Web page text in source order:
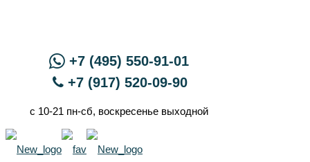
+7 (495) 550-91-01
+7 (917) 520-09-90
с 10-21 пн-сб, воскресенье выходной